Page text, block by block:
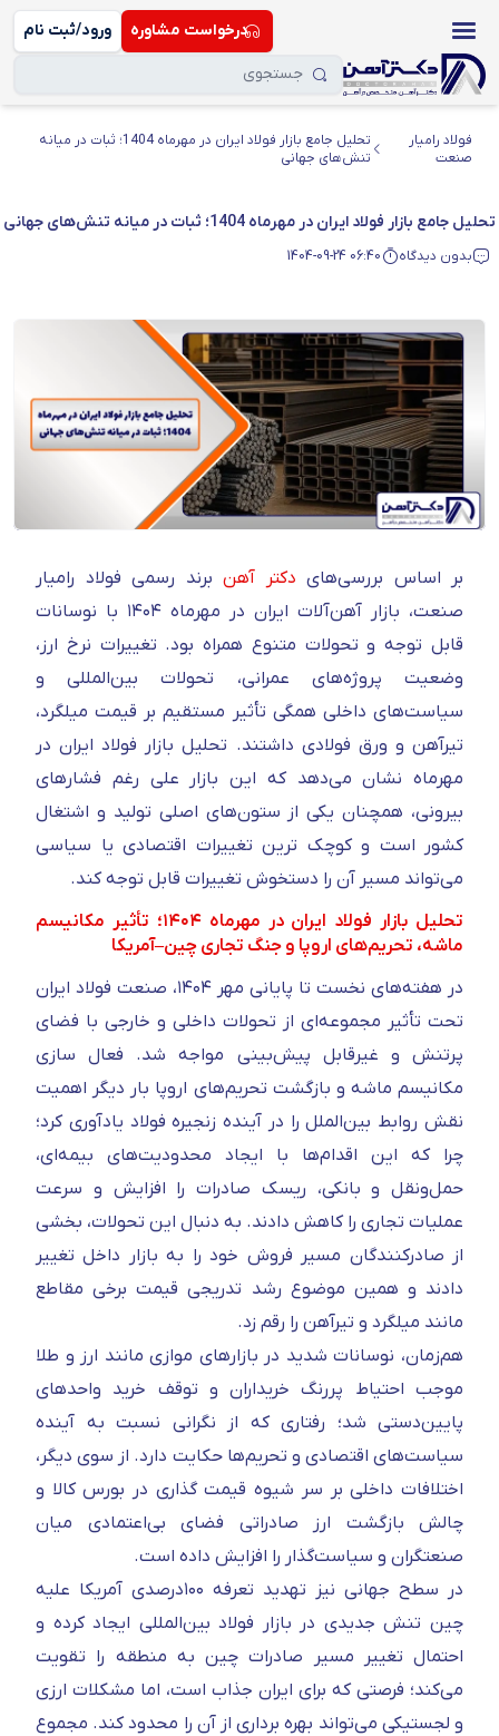
درخواست مشاوره ورود/ثبت نام
فولاد رامیار
صنعت
تحلیل جامع بازار فولاد ایران در مهرماه 1404؛ ثبات در میانه
تنش‌های جهانی
تحلیل جامع بازار فولاد ایران در مهرماه 1404؛ ثبات در میانه تنش‌های جهانی
بدون دیدگاه 1404-09-24 06:40
بر اساس بررسی‌های دکتر آهن برند رسمی فولاد رامیار
صنعت، بازار آهن‌آلات ایران در مهرماه ۱۴۰۴ با نوسانات
قابل توجه و تحولات متنوع همراه بود. تغییرات نرخ ارز،
وضعیت پروژه‌های عمرانی، تحولات بین‌المللی و
سیاست‌های داخلی همگی تأثیر مستقیم بر قیمت میلگرد،
تیرآهن و ورق فولادی داشتند. تحلیل بازار فولاد ایران در
مهرماه نشان می‌دهد که این بازار علی‌ رغم فشارهای
بیرونی، همچنان یکی از ستون‌های اصلی تولید و اشتغال
کشور است و کوچک‌ ترین تغییرات اقتصادی یا سیاسی
می‌تواند مسیر آن را دستخوش تغییرات قابل توجه کند.
تحلیل بازار فولاد ایران در مهرماه ۱۴۰۴؛ تأثیر مکانیسم
ماشه، تحریم‌های اروپا و جنگ تجاری چین–آمریکا
در هفته‌های نخست تا پایانی مهر ۱۴۰۴، صنعت فولاد ایران
تحت تأثیر مجموعه‌ای از تحولات داخلی و خارجی با فضای
پرتنش و غیرقابل‌ پیش‌بینی مواجه شد. فعال‌ سازی
مکانیسم ماشه و بازگشت تحریم‌های اروپا بار دیگر اهمیت
نقش روابط بین‌الملل را در آینده زنجیره فولاد یادآوری کرد؛
چرا که این اقدام‌ها با ایجاد محدودیت‌های بیمه‌ای،
حمل‌ونقل و بانکی، ریسک صادرات را افزایش و سرعت
عملیات تجاری را کاهش دادند. به‌ دنبال این تحولات، بخشی
از صادرکنندگان مسیر فروش خود را به بازار داخل تغییر
دادند و همین موضوع رشد تدریجی قیمت برخی مقاطع
مانند میلگرد و تیرآهن را رقم زد.
هم‌زمان، نوسانات شدید در بازارهای موازی مانند ارز و طلا
موجب احتیاط پررنگ خریداران و توقف خرید واحدهای
پایین‌دستی شد؛ رفتاری که از نگرانی نسبت به آینده
سیاست‌های اقتصادی و تحریم‌ها حکایت دارد. از سوی دیگر،
اختلافات داخلی بر سر شیوه قیمت‌ گذاری در بورس کالا و
چالش بازگشت ارز صادراتی فضای بی‌اعتمادی میان
صنعتگران و سیاست‌گذار را افزایش داده است.
در سطح جهانی نیز تهدید تعرفه ۱۰۰درصدی آمریکا علیه
چین تنش جدیدی در بازار فولاد بین‌المللی ایجاد کرده و
احتمال تغییر مسیر صادرات چین به منطقه را تقویت
می‌کند؛ فرصتی که برای ایران جذاب است، اما مشکلات ارزی
و لجستیکی می‌تواند بهره‌ برداری از آن را محدود کند. مجموع